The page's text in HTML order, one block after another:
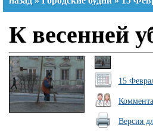
К весенней
15
Версия